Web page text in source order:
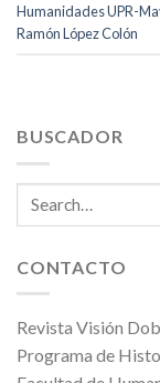
Humanidades UPR-
Ramón López Colón
BUSCADOR
CONTACTO
Revista Visión
Programa de